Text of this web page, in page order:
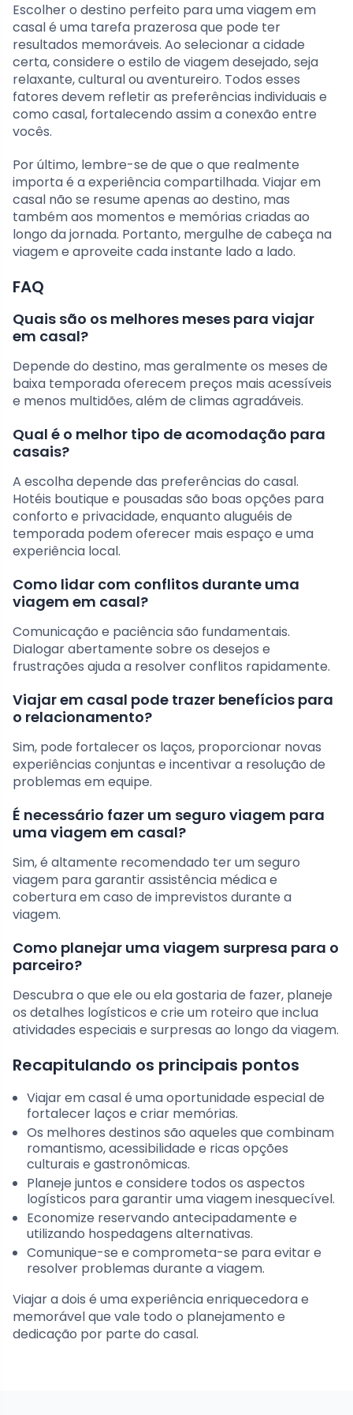
Escolher o destino perfeito para uma viagem em
casal é uma tarefa prazerosa que pode ter
resultados memoráveis. Ao selecionar a cidade
certa, considere o estilo de viagem desejado, seja
relaxante, cultural ou aventureiro. Todos esses
fatores devem refletir as preferências individuais e
como casal, fortalecendo assim a conexão entre
vocês.
Por último, lembre-se de que o que realmente
importa é a experiência compartilhada. Viajar em
casal não se resume apenas ao destino, mas
também aos momentos e memórias criadas ao
longo da jornada. Portanto, mergulhe de cabeça na
viagem e aproveite cada instante lado a lado.
FAQ
Quais são os melhores meses para viajar
em casal?
Depende do destino, mas geralmente os meses de
baixa temporada oferecem preços mais acessíveis
e menos multidões, além de climas agradáveis.
Qual é o melhor tipo de acomodação para
casais?
A escolha depende das preferências do casal.
Hotéis boutique e pousadas são boas opções para
conforto e privacidade, enquanto aluguéis de
temporada podem oferecer mais espaço e uma
experiência local.
Como lidar com conflitos durante uma
viagem em casal?
Comunicação e paciência são fundamentais.
Dialogar abertamente sobre os desejos e
frustrações ajuda a resolver conflitos rapidamente.
Viajar em casal pode trazer benefícios para
o relacionamento?
Sim, pode fortalecer os laços, proporcionar novas
experiências conjuntas e incentivar a resolução de
problemas em equipe.
É necessário fazer um seguro viagem para
uma viagem em casal?
Sim, é altamente recomendado ter um seguro
viagem para garantir assistência médica e
cobertura em caso de imprevistos durante a
viagem.
Como planejar uma viagem surpresa para o
parceiro?
Descubra o que ele ou ela gostaria de fazer, planeje
os detalhes logísticos e crie um roteiro que inclua
atividades especiais e surpresas ao longo da viagem.
Recapitulando os principais pontos
Viajar em casal é uma oportunidade especial de
fortalecer laços e criar memórias.
Os melhores destinos são aqueles que combinam
romantismo, acessibilidade e ricas opções
culturais e gastronômicas.
Planeje juntos e considere todos os aspectos
logísticos para garantir uma viagem inesquecível.
Economize reservando antecipadamente e
utilizando hospedagens alternativas.
Comunique-se e comprometa-se para evitar e
resolver problemas durante a viagem.
Viajar a dois é uma experiência enriquecedora e
memorável que vale todo o planejamento e
dedicação por parte do casal.